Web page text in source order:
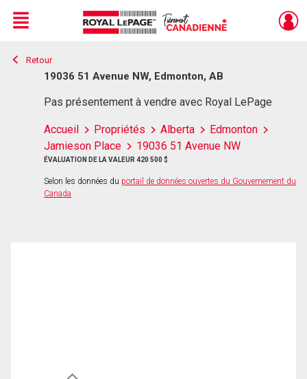
Live
En Direct
Menu
Retour
19036 51 Avenue NW, Edmonton, AB
Pas présentement à vendre avec Royal LePage
Accueil Propriétés Alberta
Edmonton
Jamieson Place
19036 51 Avenue NW
ÉVALUATION DE LA VALEUR 420 500 $
Selon les données du portail de données ouvertes du Gouvernement du
Canada